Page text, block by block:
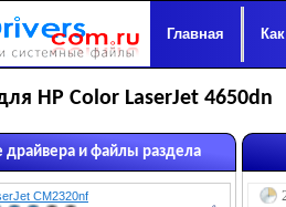
Главная
HP Color LaserJet 4650dn
драйвера и файлы раздела
CM2320nf